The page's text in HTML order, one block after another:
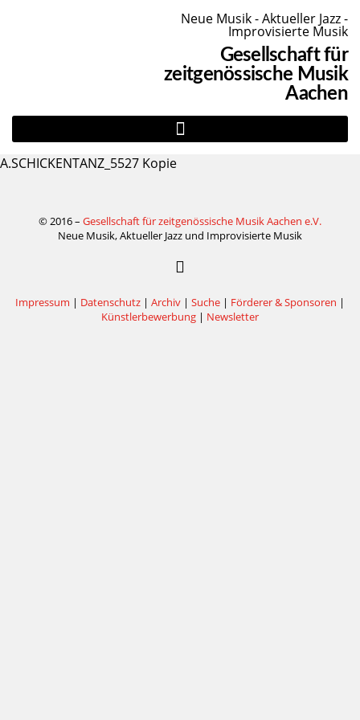
Neue Musik - Aktueller Jazz -
Improvisierte Musik
Gesellschaft für
zeitgenössische Musik
Aachen
A.SCHICKENTANZ_5527 Kopie
© 2016 – Gesellschaft für zeitgenössische Musik Aachen e.V.
Neue Musik, Aktueller Jazz und Improvisierte Musik
Impressum | Datenschutz | Archiv | Suche | Förderer & Sponsoren |
Künstlerbewerbung | Newsletter